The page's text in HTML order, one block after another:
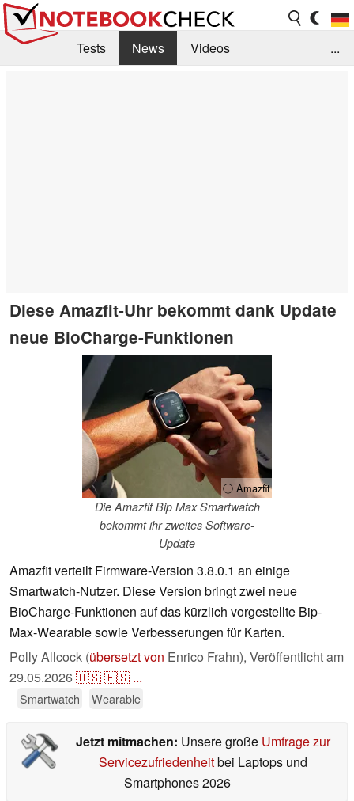
Tests News
Videos
...
Diese Amazfit-Uhr bekommt dank Update
neue BioCharge-Funktionen
ⓘ Amazfit
Die Amazfit Bip Max Smartwatch
bekommt ihr zweites Software-
Update
Amazfit verteilt Firmware-Version 3.8.0.1 an einige
Smartwatch-Nutzer. Diese Version bringt zwei neue
BioCharge-Funktionen auf das kürzlich vorgestellte Bip-
Max-Wearable sowie Verbesserungen für Karten.
Polly Allcock (übersetzt von Enrico Frahn), Veröffentlicht am
29.05.2026🇺🇸🇪🇸 ...
Smartwatch Wearable
Jetzt mitmachen: Unsere große Umfrage zur
Servicezufriedenheitbei Laptops und
Smartphones 2026